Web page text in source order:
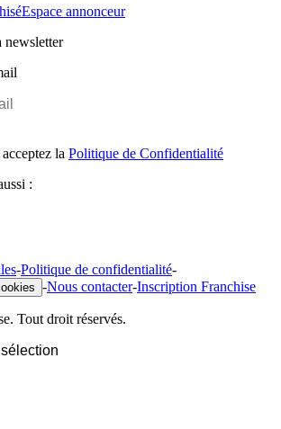
Espace annonceur
newsletter
la Politique de Confidentialité
:
-Politique de confidentialité-
-Nous contacter-Inscription Franchise
Tout droit réservés.